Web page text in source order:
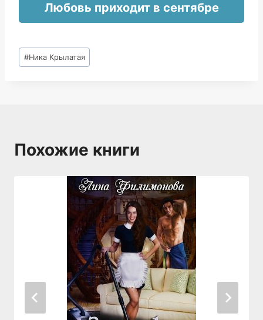
Любовь приходит в сентябре
Метки
записи:
#Ника Крылатая
Похожие книги